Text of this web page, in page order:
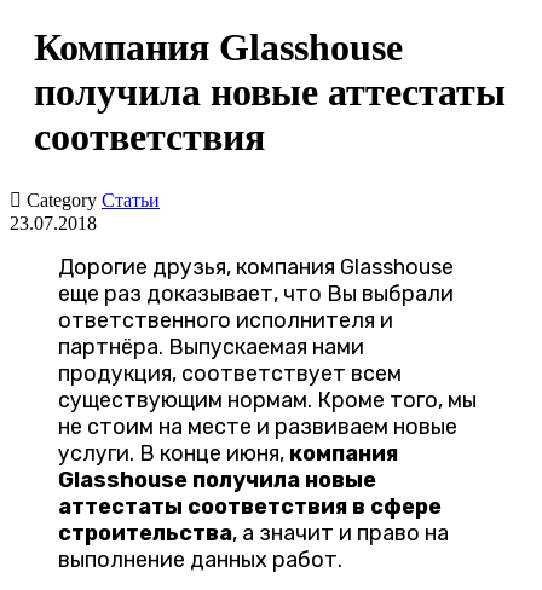
Компания Glasshouse
получила новые аттестаты
соответствия
 Category Статьи
23.07.2018
Дорогие друзья, компания Glasshouse
еще раз доказывает, что Вы выбрали
ответственного исполнителя и
партнёра. Выпускаемая нами
продукция, соответствует всем
существующим нормам. Кроме того, мы
не стоим на месте и развиваем новые
услуги. В конце июня, компания
Glasshouse получила новые
аттестаты соответствия в сфере
строительства, а значит и право на
выполнение данных работ.